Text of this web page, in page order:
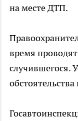
на месте ДТП.
время
случившегося.